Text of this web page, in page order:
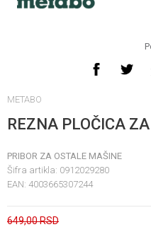
METABO
REZNA PLOČICA
PRIBOR ZA OSTALE MAŠINE
Šifra artikla: 0912029280
EAN: 4003665307244
649,00RSD